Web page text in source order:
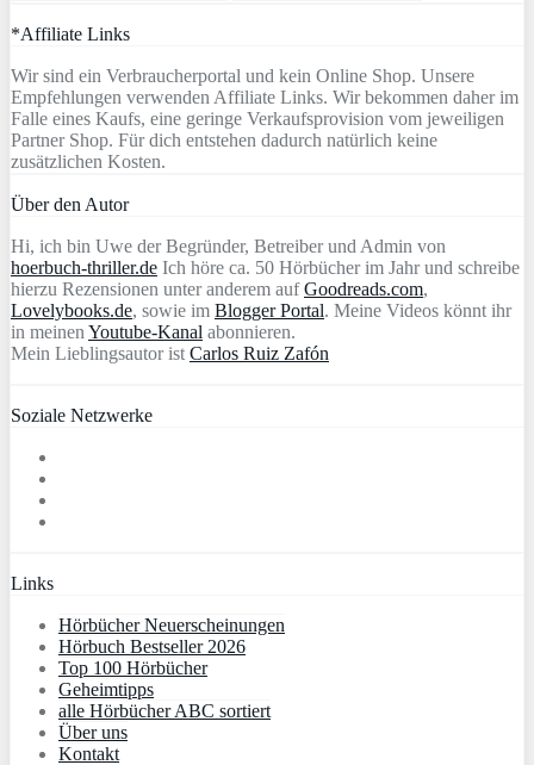
*Affiliate Links
Wir sind ein Verbraucherportal und kein Online Shop. Unsere
Empfehlungen verwenden Affiliate Links. Wir bekommen daher im
Falle eines Kaufs, eine geringe Verkaufsprovision vom jeweiligen
Partner Shop. Für dich entstehen dadurch natürlich keine
zusätzlichen Kosten.
Über den Autor
Hi, ich bin Uwe der Begründer, Betreiber und Admin von
hoerbuch-thriller.de Ich höre ca. 50 Hörbücher im Jahr und schreibe
hierzu Rezensionen unter anderem aufGoodreads.com,
Lovelybooks.de, sowie im Blogger Portal. Meine Videos könnt ihr
in meinen Youtube-Kanal abonnieren.
Mein Lieblingsautor ist Carlos Ruiz Zafón
Soziale Netzwerke
Links
Hörbücher Neuerscheinungen
Hörbuch Bestseller 2026
Top 100 Hörbücher
Geheimtipps
alle Hörbücher ABC sortiert
Über uns
Kontakt